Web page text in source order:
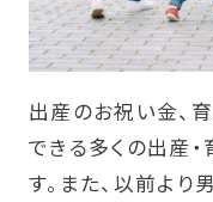
出産のお祝い金、
できる多くの出産
す。また、以前よ